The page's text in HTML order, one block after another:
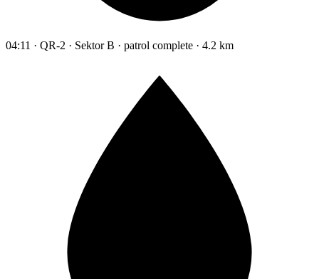
04:11 · QR-2 · Sektor B · patrol complete · 4.2 km